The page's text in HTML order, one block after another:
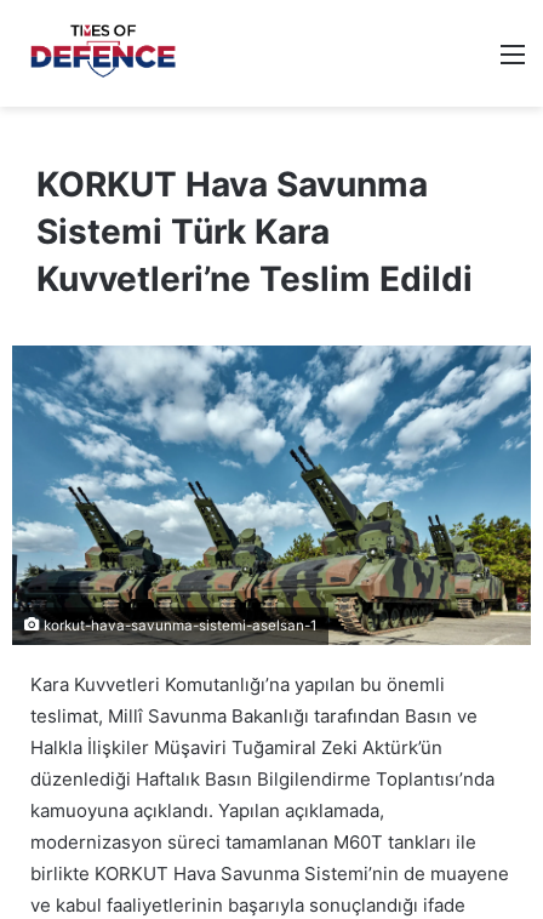
KORKUT Hava Savunma
Sistemi Türk Kara
Kuvvetleri’ne Teslim Edildi
korkut-hava-savunma-sistemi-aselsan-1
Kara Kuvvetleri Komutanlığı’na yapılan bu önemli
teslimat, Millî Savunma Bakanlığı tarafından Basın ve
Halkla İlişkiler Müşaviri Tuğamiral Zeki Aktürk’ün
düzenlediği Haftalık Basın Bilgilendirme Toplantısı’nda
kamuoyuna açıklandı. Yapılan açıklamada,
modernizasyon süreci tamamlanan M60T tankları ile
birlikte KORKUT Hava Savunma Sistemi’nin de muayene
ve kabul faaliyetlerinin başarıyla sonuçlandığı ifade